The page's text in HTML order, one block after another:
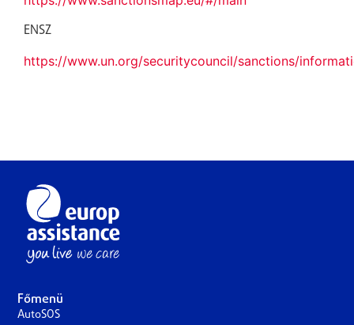
ENSZ
https://www.un.org/securitycouncil/sanctions/
Főmenü
AutoSOS